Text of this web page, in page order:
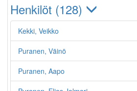
Henkilöt (128)
Kekki, Veikko
Puranen, Väinö
Puranen, Aapo